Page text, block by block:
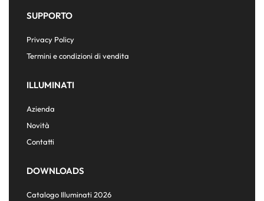
SUPPORTO
Privacy Policy
Termini e condizioni di vendita
ILLUMINATI
Azienda
Novità
Contatti
DOWNLOADS
Catalogo Illuminati 2026